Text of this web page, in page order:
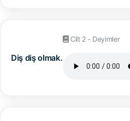
Diş diş olmak.
Cilt 2 - Deyimler